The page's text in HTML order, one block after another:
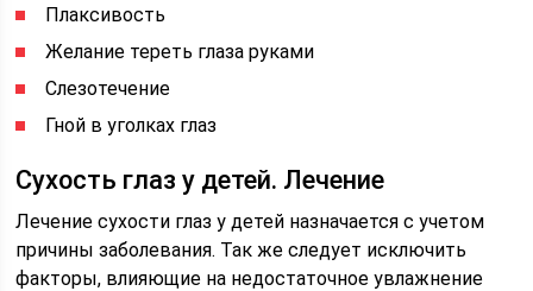
Плаксивость
Желание тереть глаза руками
Слезотечение
Гной в уголках глаз
Сухость глаз у детей. Лечение
Лечение сухости глаз у детей назначается с учетом
причины заболевания. Так же следует исключить
факторы, влияющие на недостаточное увлажнение